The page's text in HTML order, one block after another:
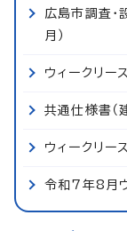
広島市調査・
月）
ウィークリー
共通仕様書（
ウィークリー
令和7年8月